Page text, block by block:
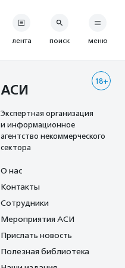
лента поиск меню
18+
АСИ
Экспертная организация
и информационное
агентство некоммерческого
сектора
О нас
Контакты
Сотрудники
Мероприятия АСИ
Прислать новость
Полезная библиотека